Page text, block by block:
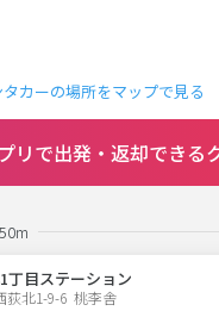
タカーの場所をマップで見る
リで出発・返却できる
丁目ステーション
荻北1-9-6  桃李舎